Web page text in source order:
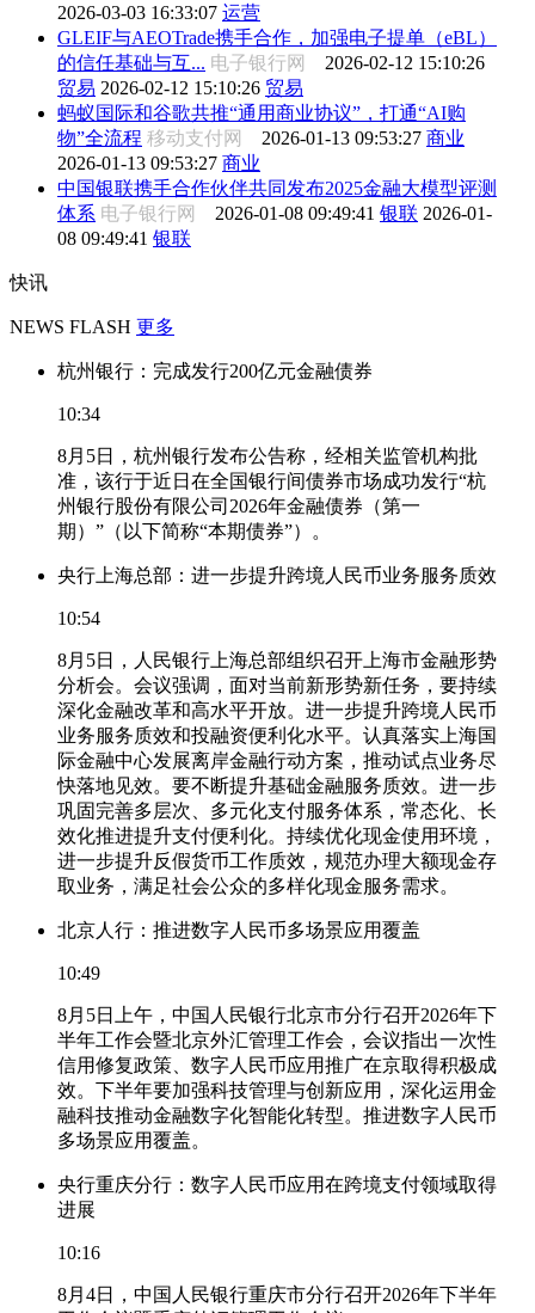
2026-03-03 16:33:07 运营
GLEIF与AEOTrade携手合作，加强电子提单（eBL）
的信任基础与互... 电子银行网 2026-02-12 15:10:26
贸易 2026-02-12 15:10:26 贸易
蚂蚁国际和谷歌共推“通用商业协议”，打通“AI购
物”全流程 移动支付网 2026-01-13 09:53:27 商业
2026-01-13 09:53:27 商业
中国银联携手合作伙伴共同发布2025金融大模型评测
体系 电子银行网 2026-01-08 09:49:41 银联 2026-01-
08 09:49:41 银联
快讯
NEWS FLASH 更多
杭州银行：完成发行200亿元金融债券
10:34
8月5日，杭州银行发布公告称，经相关监管机构批
准，该行于近日在全国银行间债券市场成功发行“杭
州银行股份有限公司2026年金融债券（第一
期）”（以下简称“本期债券”）。
央行上海总部：进一步提升跨境人民币业务服务质效
10:54
8月5日，人民银行上海总部组织召开上海市金融形势
分析会。会议强调，面对当前新形势新任务，要持续
深化金融改革和高水平开放。进一步提升跨境人民币
业务服务质效和投融资便利化水平。认真落实上海国
际金融中心发展离岸金融行动方案，推动试点业务尽
快落地见效。要不断提升基础金融服务质效。进一步
巩固完善多层次、多元化支付服务体系，常态化、长
效化推进提升支付便利化。持续优化现金使用环境，
进一步提升反假货币工作质效，规范办理大额现金存
取业务，满足社会公众的多样化现金服务需求。
北京人行：推进数字人民币多场景应用覆盖
10:49
8月5日上午，中国人民银行北京市分行召开2026年下
半年工作会暨北京外汇管理工作会，会议指出一次性
信用修复政策、数字人民币应用推广在京取得积极成
效。下半年要加强科技管理与创新应用，深化运用金
融科技推动金融数字化智能化转型。推进数字人民币
多场景应用覆盖。
央行重庆分行：数字人民币应用在跨境支付领域取得
进展
10:16
8月4日，中国人民银行重庆市分行召开2026年下半年